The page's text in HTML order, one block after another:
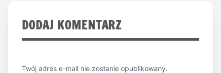
DODAJ KOMENTARZ
Twój adres e-mail nie zostanie opublikowany.